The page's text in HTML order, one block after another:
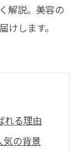
解説。美容の
します。
れる理由
気の背景